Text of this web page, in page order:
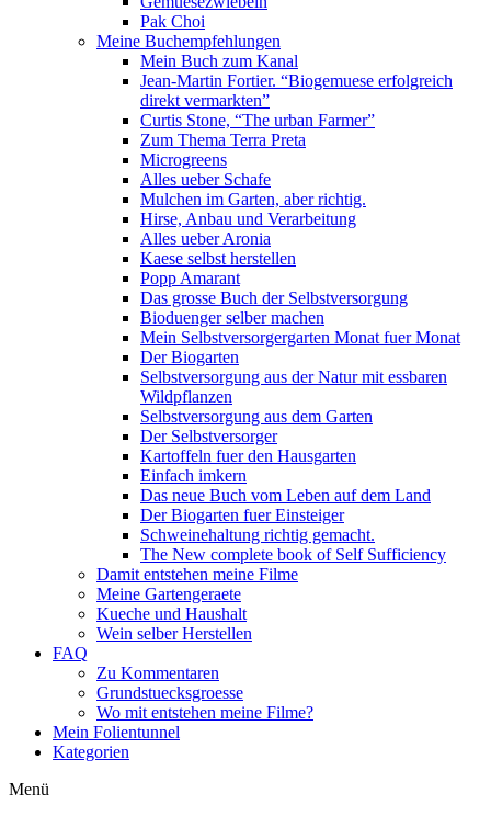
Pak Choi
Meine Buchempfehlungen
Mein Buch zum Kanal
Jean-Martin Fortier. “Biogemuese erfolgreich
direkt vermarkten”
Curtis Stone, “The urban Farmer”
Zum Thema Terra Preta
Microgreens
Alles ueber Schafe
Mulchen im Garten, aber richtig.
Hirse, Anbau und Verarbeitung
Alles ueber Aronia
Kaese selbst herstellen
Popp Amarant
Das grosse Buch der Selbstversorgung
Bioduenger selber machen
Mein Selbstversorgergarten Monat fuer Monat
Der Biogarten
Selbstversorgung aus der Natur mit essbaren
Wildpflanzen
Selbstversorgung aus dem Garten
Der Selbstversorger
Kartoffeln fuer den Hausgarten
Einfach imkern
Das neue Buch vom Leben auf dem Land
Der Biogarten fuer Einsteiger
Schweinehaltung richtig gemacht.
The New complete book of Self Sufficiency
Damit entstehen meine Filme
Meine Gartengeraete
Kueche und Haushalt
Wein selber Herstellen
FAQ
Zu Kommentaren
Grundstuecksgroesse
Wo mit entstehen meine Filme?
Mein Folientunnel
Kategorien
Menü